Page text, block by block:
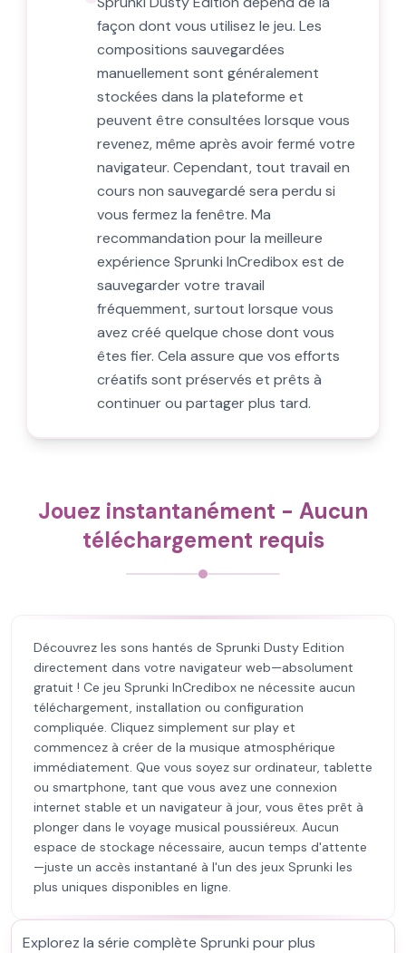
façon dont vous utilisez le jeu. Les
compositions sauvegardées
manuellement sont généralement
stockées dans la plateforme et
peuvent être consultées lorsque vous
revenez, même après avoir fermé votre
navigateur. Cependant, tout travail en
cours non sauvegardé sera perdu si
vous fermez la fenêtre. Ma
recommandation pour la meilleure
expérience Sprunki InCredibox est de
sauvegarder votre travail
fréquemment, surtout lorsque vous
avez créé quelque chose dont vous
êtes fier. Cela assure que vos efforts
créatifs sont préservés et prêts à
continuer ou partager plus tard.
Jouez instantanément - Aucun
téléchargement requis
Découvrez les sons hantés de Sprunki Dusty Edition
directement dans votre navigateur web—absolument
gratuit ! Ce jeu Sprunki InCredibox ne nécessite aucun
téléchargement, installation ou configuration
compliquée. Cliquez simplement sur play et
commencez à créer de la musique atmosphérique
immédiatement. Que vous soyez sur ordinateur, tablette
ou smartphone, tant que vous avez une connexion
internet stable et un navigateur à jour, vous êtes prêt à
plonger dans le voyage musical poussiéreux. Aucun
espace de stockage nécessaire, aucun temps d'attente
—juste un accès instantané à l'un des jeux Sprunki les
plus uniques disponibles en ligne.
Explorez la série complète Sprunki pour plus